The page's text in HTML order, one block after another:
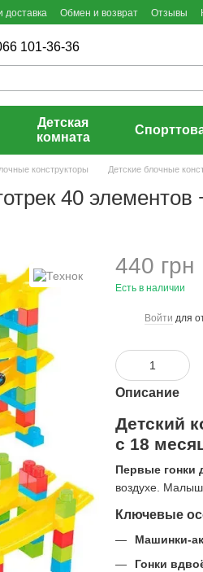
доставка Обмен и возврат Отзывы
101-36-36
Детская
комната
конструкторы Детские блочные
40
440 грн
Есть в наличии
Войти для
Описание
Детский
с 18
Первые гонки
воздухе.
Ключевые
Машинки-
Гонки